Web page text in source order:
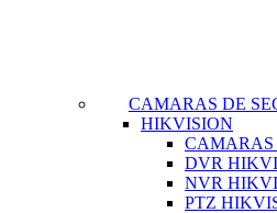
CAMARAS DE
HIKVISION
DVR
NVR
PTZ